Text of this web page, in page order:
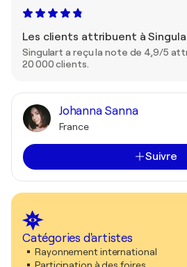
Les clients attribuent à
Singulart a reçu la note de 4,9/5
20 000 clients.
Johanna Sanna
France
Suivre
Catégories d'artistes
Rayonnement international
Participation à des foires